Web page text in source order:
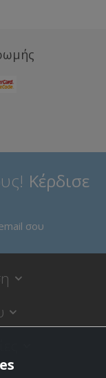
Κέρδισε
σου